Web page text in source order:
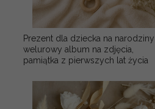
Prezent dla dziecka na narodziny
welurowy album na zdjęcia,
pamiątka z pierwszych lat życia